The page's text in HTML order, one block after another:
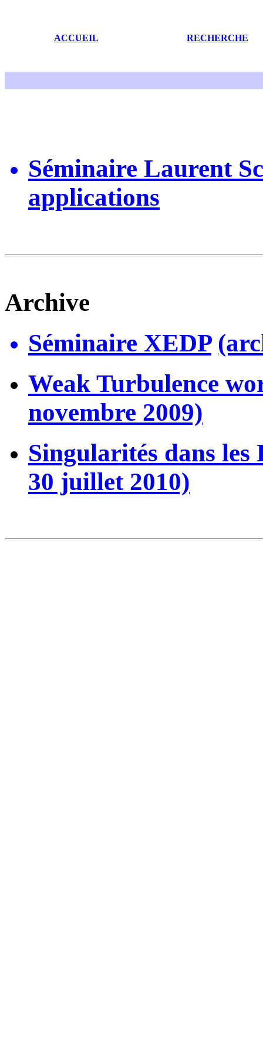
ACCUEIL RECHERCHE
Séminaire Laurent
applications
Archive
Séminaire XEDP
Weak Turbulence
novembre 2009)
Singularités dans les
30 juillet 2010)